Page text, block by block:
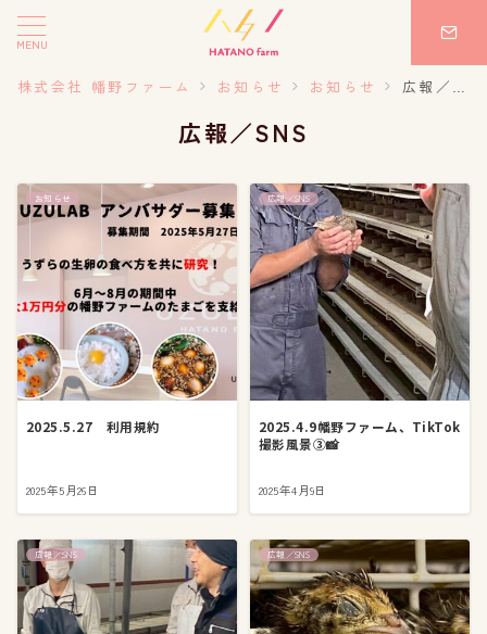
MENU
株式会社 幡野ファーム お知らせ お知らせ 広報／SNS
広報／SNS
お知らせ
2025.5.27 利用規約
2025年5月26日
広報／SNS
2025.4.9幡野ファーム、TikTok
撮影風景③📸
2025年4月9日
広報／SNS 広報／SNS